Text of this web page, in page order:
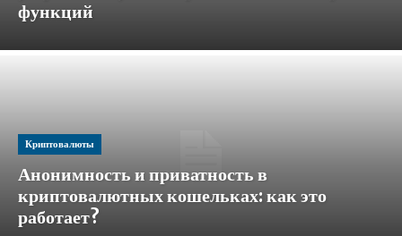
функций
Криптовалюты
Анонимность и приватность в
криптовалютных кошельках: как это
работает?